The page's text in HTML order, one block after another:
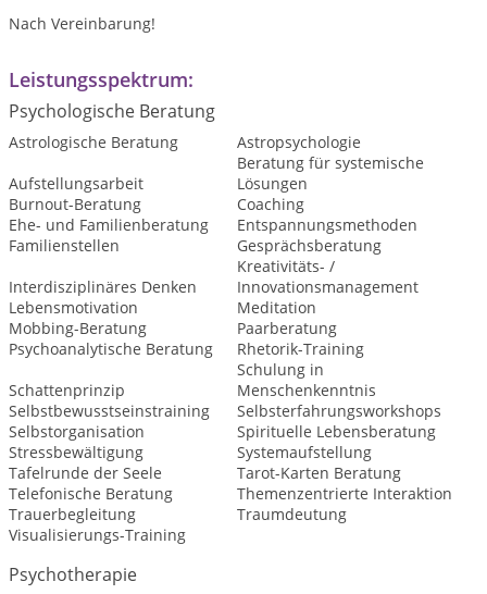
Nach Vereinbarung!
Leistungsspektrum:
Psychologische Beratung
Astrologische Beratung
Astropsychologie
Aufstellungsarbeit
Beratung für systemische
Lösungen
Burnout-Beratung
Coaching
Ehe- und Familienberatung
Entspannungsmethoden
Familienstellen
Gesprächsberatung
Interdisziplinäres Denken
Kreativitäts- /
Innovationsmanagement
Lebensmotivation
Meditation
Mobbing-Beratung
Paarberatung
Psychoanalytische Beratung
Rhetorik-Training
Schattenprinzip
Schulung in
Menschenkenntnis
Selbstbewusstseinstraining
Selbsterfahrungsworkshops
Selbstorganisation
Spirituelle Lebensberatung
Stressbewältigung
Systemaufstellung
Tafelrunde der Seele
Tarot-Karten Beratung
Telefonische Beratung
Themenzentrierte Interaktion
Trauerbegleitung
Traumdeutung
Visualisierungs-Training
Psychotherapie